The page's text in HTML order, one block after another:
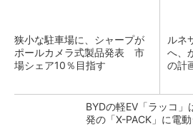
狭小な駐車場に、シャープが
ポールカメラ式製品発表 市
場シェア10％目指す
ルネ
へ、
の計
BYDの軽EV「ラッコ」
発の「X-PACK」に電